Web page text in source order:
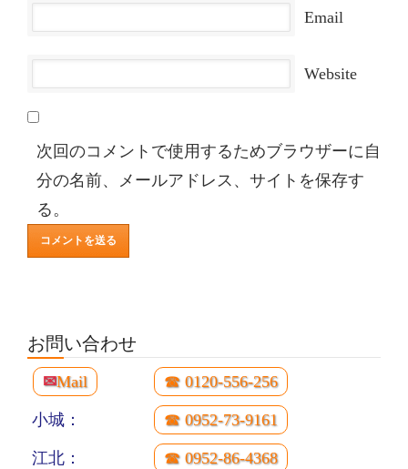
Email
Website
次回のコメントで使用するためブラウザーに自
分の名前、メールアドレス、サイトを保存す
る。
お問い合わせ
✉Mail ☎ 0120-556-256
小城： ☎ 0952-73-9161
江北： ☎ 0952-86-4368